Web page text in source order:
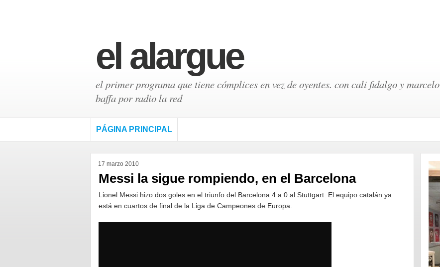
el alargue
el primer programa que tiene cómplices en vez de oyentes. con cali fidalgo y marcelo
baffa por radio la red
PÁGINA PRINCIPAL
17 marzo 2010
Messi la sigue rompiendo, en el Barcelona
Lionel Messi hizo dos goles en el triunfo del Barcelona 4 a 0 al Stuttgart. El equipo catalán ya
está en cuartos de final de la Liga de Campeones de Europa.